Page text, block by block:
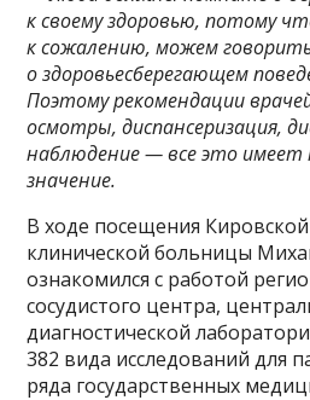
к своему здоровью, потому
к сожалению, можем
о здоровьесберегающем
Поэтому рекомендации
осмотры, диспансеризация,
наблюдение — все это имеет
значение.
В ходе посещения
клинической больницы
ознакомился с работой
сосудистого центра,
диагностической
382 вида исследований для
ряда государственных